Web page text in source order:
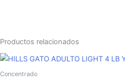
Productos relacionados
Concentrado
Rango
Este
producto